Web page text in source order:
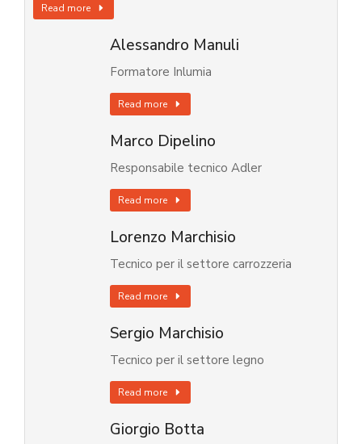
Read more
Alessandro Manuli
Formatore Inlumia
Read more
Marco Dipelino
Responsabile tecnico Adler
Read more
Lorenzo Marchisio
Tecnico per il settore carrozzeria
Read more
Sergio Marchisio
Tecnico per il settore legno
Read more
Giorgio Botta